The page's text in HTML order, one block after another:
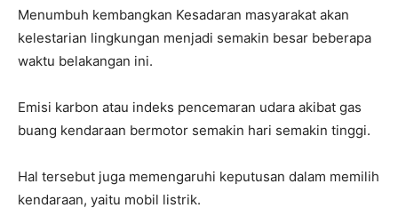
Menumbuh kembangkan Kesadaran masyarakat akan
kelestarian lingkungan menjadi semakin besar beberapa
waktu belakangan ini.
Emisi karbon atau indeks pencemaran udara akibat gas
buang kendaraan bermotor semakin hari semakin tinggi.
Hal tersebut juga memengaruhi keputusan dalam memilih
kendaraan, yaitu mobil listrik.